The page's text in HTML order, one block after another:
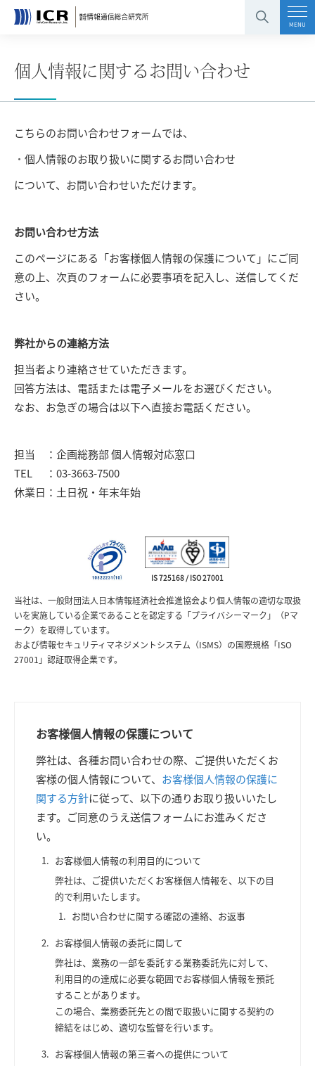
MENU
個人情報に関するお問い合わせ
こちらのお問い合わせフォームでは、
個人情報のお取り扱いに関するお問い合わせ
について、お問い合わせいただけます。
お問い合わせ方法
このページにある「お客様個人情報の保護について」にご同
意の上、次頁のフォームに必要事項を記入し、送信してくだ
さい。
弊社からの連絡方法
担当者より連絡させていただきます。
回答方法は、電話または電子メールをお選びください。
なお、お急ぎの場合は以下へ直接お電話ください。
担当
企画総務部 個人情報対応窓口
TEL
03-3663-7500
休業日
土日祝・年末年始
IS 725168 / ISO 27001
当社は、一般財団法人日本情報経済社会推進協会より個人情報の適切な取扱
いを実施している企業であることを認定する「プライバシーマーク」（Pマ
ーク）を取得しています。
および情報セキュリティマネジメントシステム（ISMS）の国際規格「ISO
27001」認証取得企業です。
お客様個人情報の保護について
弊社は、各種お問い合わせの際、ご提供いただくお
客様の個人情報について、 お客様個人情報の保護に
関する方針に従って、以下の通りお取り扱いいたし
ます。ご同意のうえ送信フォームにお進みくださ
い。
お客様個人情報の利用目的について
弊社は、ご提供いただくお客様個人情報を、以下の目
的で利用いたします。
お問い合わせに関する確認の連絡、お返事
お客様個人情報の委託に関して
弊社は、業務の一部を委託する業務委託先に対して、
利用目的の達成に必要な範囲でお客様個人情報を預託
することがあります。
この場合、業務委託先との間で取扱いに関する契約の
締結をはじめ、適切な監督を行います。
お客様個人情報の第三者への提供について